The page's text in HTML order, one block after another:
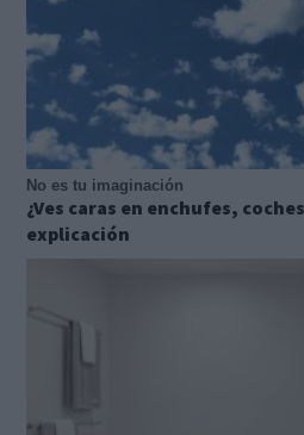
No es tu imaginación
¿Ves caras en enchufes,
explicación